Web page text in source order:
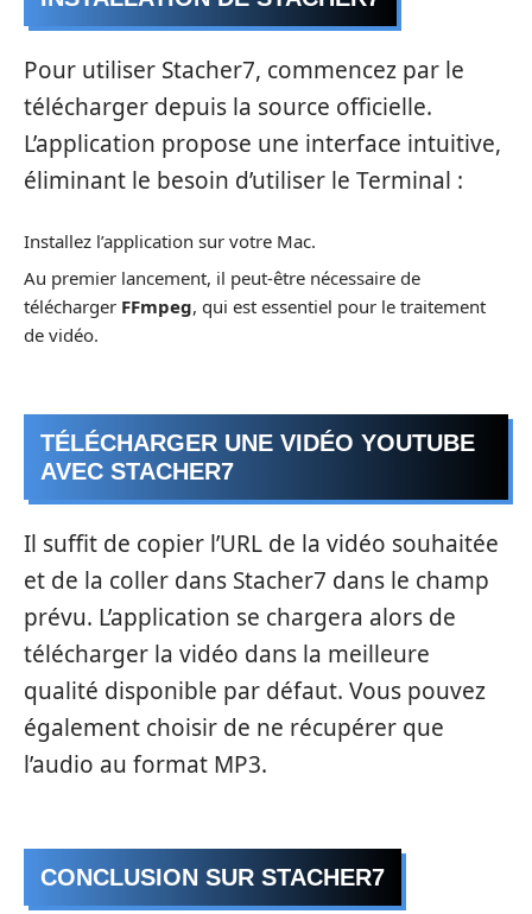
Pour utiliser Stacher7, commencez par le
télécharger depuis la source officielle.
L’application propose une interface intuitive,
éliminant le besoin d’utiliser le Terminal :
Installez l’application sur votre Mac.
Au premier lancement, il peut-être nécessaire de
télécharger FFmpeg, qui est essentiel pour le traitement
de vidéo.
TÉLÉCHARGER UNE VIDÉO YOUTUBE
AVEC STACHER7
Il suffit de copier l’URL de la vidéo souhaitée
et de la coller dans Stacher7 dans le champ
prévu. L’application se chargera alors de
télécharger la vidéo dans la meilleure
qualité disponible par défaut. Vous pouvez
également choisir de ne récupérer que
l’audio au format MP3.
CONCLUSION SUR STACHER7